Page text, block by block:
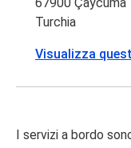
Turchia
Visualizza
I servizi a bordo